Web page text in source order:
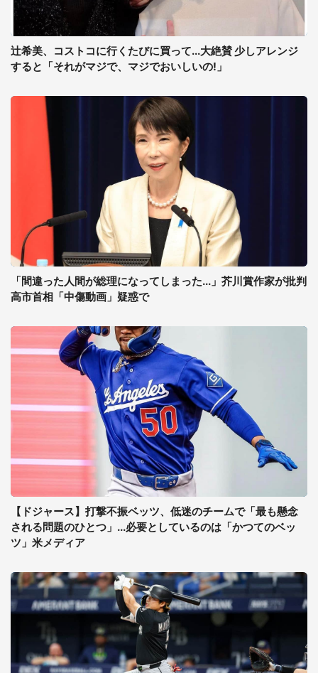
辻希美、コストコに行くたびに買って...大絶賛 少しアレンジ
すると「それがマジで、マジでおいしいの!」
「間違った人間が総理になってしまった...」芥川賞作家が批判
高市首相「中傷動画」疑惑で
【ドジャース】打撃不振ベッツ、低迷のチームで「最も懸念
される問題のひとつ」...必要としているのは「かつてのベッ
ツ」米メディア